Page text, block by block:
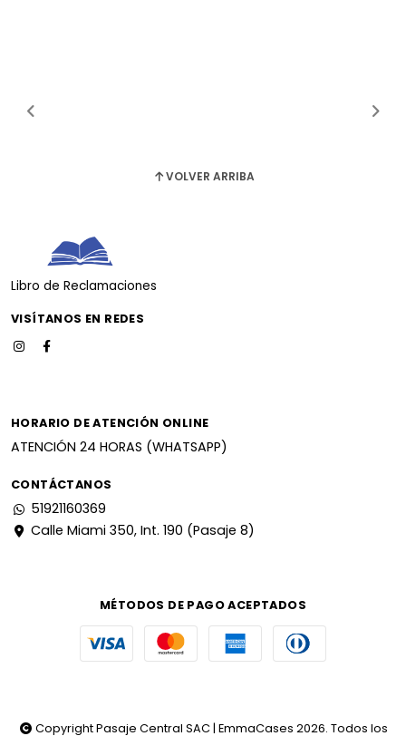
VOLVER ARRIBA
Libro de Reclamaciones
VISÍTANOS EN REDES
HORARIO DE ATENCIÓN ONLINE
ATENCIÓN 24 HORAS (WHATSAPP)
CONTÁCTANOS
51921160369
Calle Miami 350, Int. 190 (Pasaje 8)
MÉTODOS DE PAGO ACEPTADOS
Copyright Pasaje Central SAC | EmmaCases 2026. Todos los